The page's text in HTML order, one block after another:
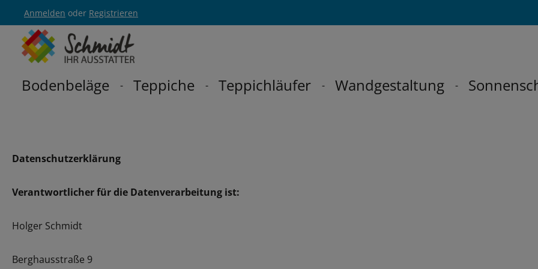
Hauptnavigation springen
Anmelden oder Registrieren
Bodenbeläge Teppiche Teppichläufer Wandgestaltung
Datenschutzerklärung
Verantwortlicher für die Datenverarbeitung ist:
Holger Schmidt
Berghausstraße 9